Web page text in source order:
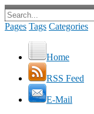
Pages Tags Categories
Home
RSS Feed
E-Mail